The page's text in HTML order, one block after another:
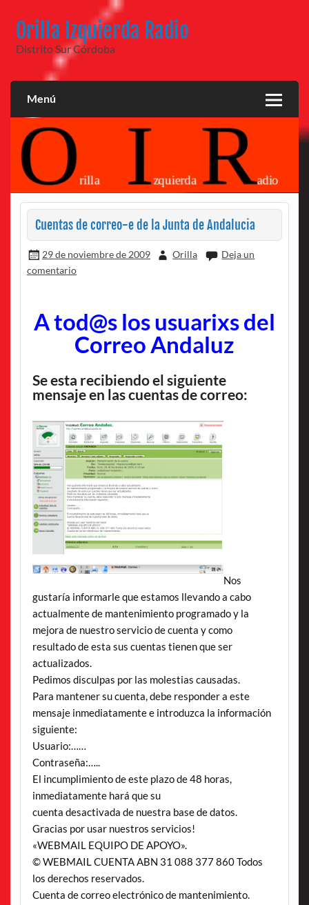
contenido
Orilla Izquierda Radio
Distrito Sur Córdoba
Menú
Cuentas de correo-e de la Junta de Andalucia
29 de noviembre de 2009 Orilla
Deja un
comentario
A tod@s los usuarixs del
Correo Andaluz
Se esta recibiendo el siguiente
mensaje en las cuentas de correo:
Nos
gustaría informarle que estamos llevando a cabo
actualmente de mantenimiento programado y la
mejora de nuestro servicio de cuenta y como
resultado de esta sus cuentas tienen que ser
actualizados.
Pedimos disculpas por las molestias causadas.
Para mantener su cuenta, debe responder a este
mensaje inmediatamente e introduzca la información
siguiente:
Usuario:……
Contraseña:…..
El incumplimiento de este plazo de 48 horas,
inmediatamente hará que su
cuenta desactivada de nuestra base de datos.
Gracias por usar nuestros servicios!
«WEBMAIL EQUIPO DE APOYO».
© WEBMAIL CUENTA ABN 31 088 377 860 Todos
los derechos reservados.
Cuenta de correo electrónico de mantenimiento.